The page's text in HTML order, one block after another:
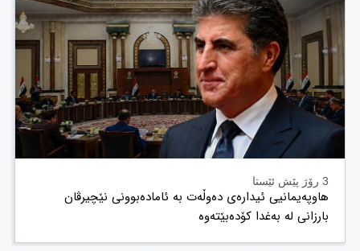
3 رۆژ پێش ئێستا
هاوپەیمانیی ئیدارەی دەوڵەت بە ئامادەبوونی نێچیرڤان
بارزانی لە بەغدا کۆدەبێتەوە